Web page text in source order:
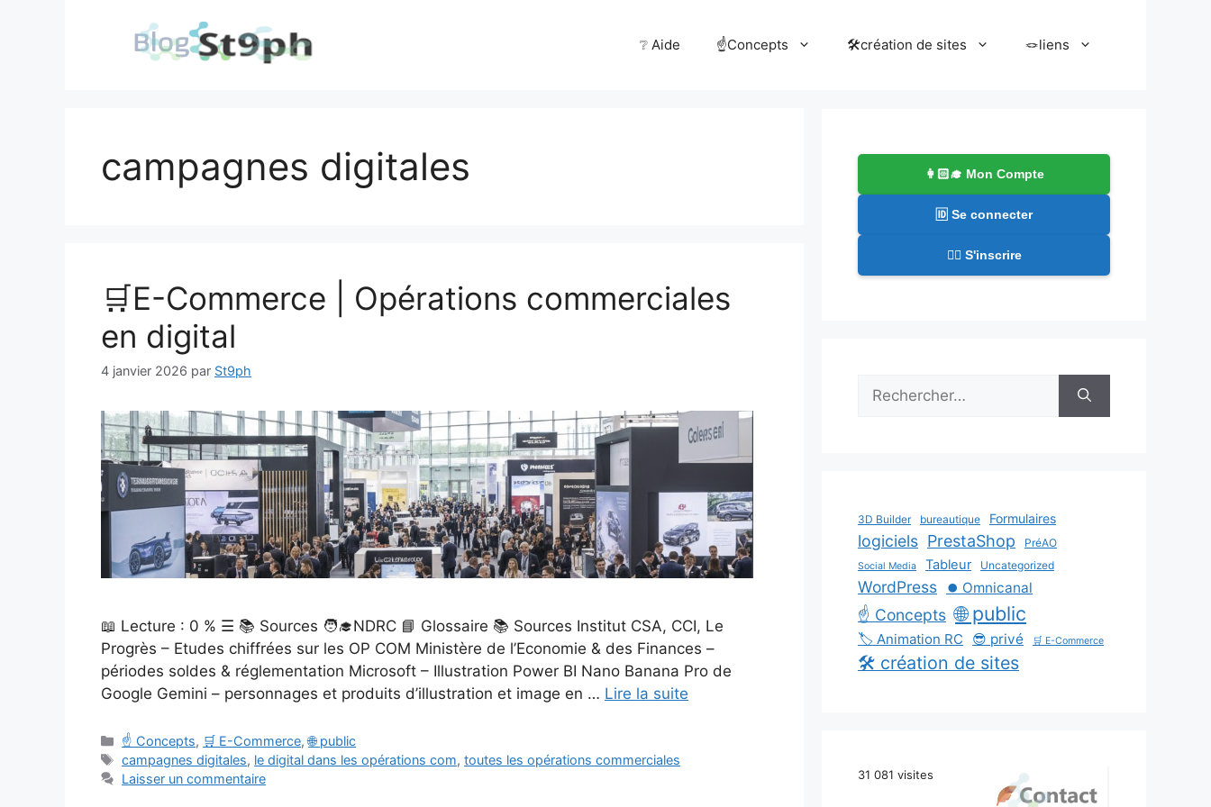
❔ Aide ☝️Concepts 🛠️création de sites 🪢liens
campagnes digitales
🛒E-Commerce | Opérations commerciales
en digital
4 janvier 2026 par St9ph
📖 Lecture : 0 % ☰ 📚 Sources 🧑‍🎓NDRC 📘 Glossaire 📚 Sources Institut CSA, CCI, Le
Progrès – Etudes chiffrées sur les OP COM Ministère de l’Economie & des Finances –
périodes soldes & réglementation Microsoft – Illustration Power BI Nano Banana Pro de
Google Gemini – personnages et produits d’illustration et image en … Lire la suite
Catégories
☝️ Concepts, 🛒 E-Commerce,🌐 public
Étiquettes
campagnes digitales, le digital dans les opérations com,toutes les opérations commerciales
Laisser un commentaire
👩🏻‍🎓 Mon Compte
🆔 Se connecter
✍🏻 S'inscrire
Rechercher :
3D Builder bureautique Formulaires
logiciels PrestaShop PréAO
Social Media Tableur Uncategorized
WordPress ⏺️ Omnicanal
☝️ Concepts 🌐 public
🏷️ Animation RC 😎 privé 🛒 E-Commerce
🛠️ création de sites
31 081 visites